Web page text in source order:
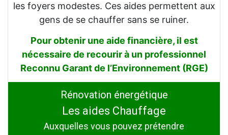
les foyers modestes. Ces aides permettent aux
gens de se chauffer sans se ruiner.
Pour obtenir une aide financière, il est
nécessaire de recourir à un professionnel
Reconnu Garant de l’Environnement (RGE)
Rénovation énergétique
Les aides Chauffage
Auxquelles vous pouvez prétendre